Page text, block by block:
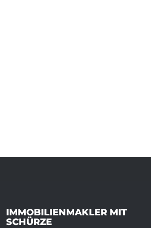
IMMOBILIENMAKLER MIT
SCHÜRZE